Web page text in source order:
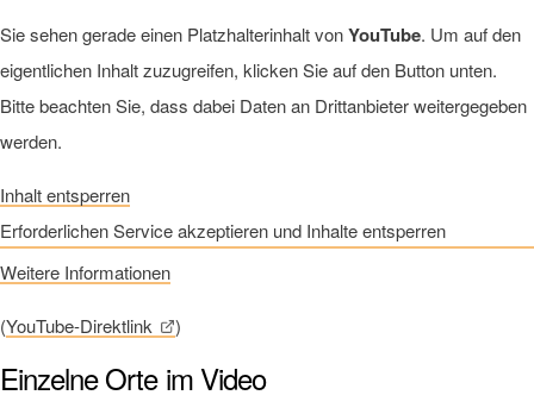
Sie sehen gerade einen Platzhalterinhalt vonYouTube. Um auf den
eigentlichen Inhalt zuzugreifen, klicken Sie auf den Button unten.
Bitte beachten Sie, dass dabei Daten an Drittanbieter weitergegeben
werden.
Inhalt entsperren
Erforderlichen Service akzeptieren und Inhalte entsperren
Weitere Informationen
(YouTube-Direktlink )
Einzelne Orte im Video